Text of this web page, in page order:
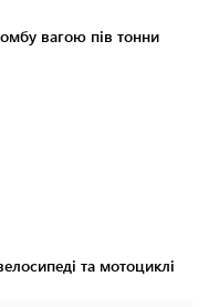
вагою пів тонни
та мотоциклі